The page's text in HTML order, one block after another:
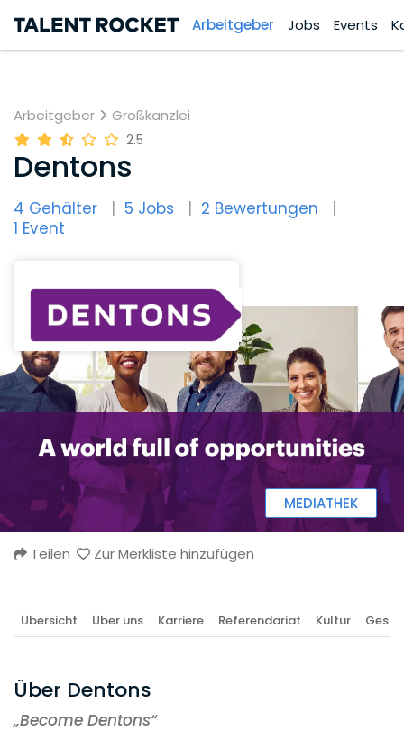
Arbeitgeber Jobs Events
Arbeitgeber Großkanzlei
2.5
Dentons
4 Gehälter 5 Jobs
2 Bewertungen
1 Event
Teilen Zur Merkliste hinzufügen
MEDIATHEK
Übersicht Über uns Karriere Referendariat Kultur
Über Dentons
„Become Dentons“